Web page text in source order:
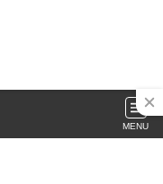
MENU